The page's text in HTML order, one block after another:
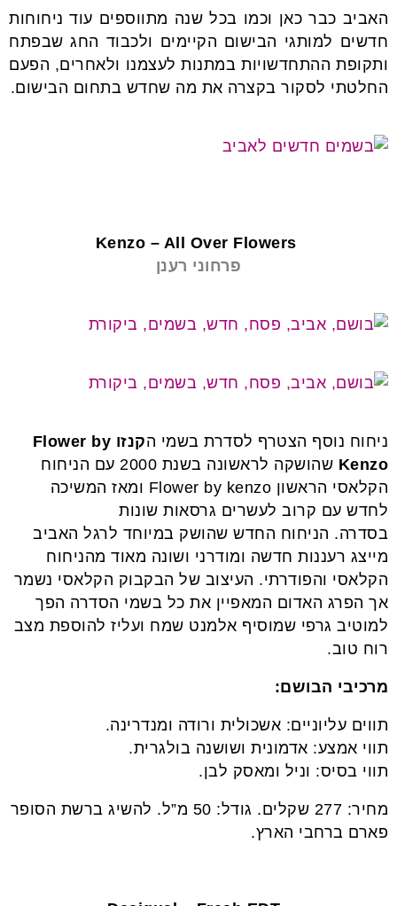
b
o
o
st
A
p
p
האביב כבר כאן וכמו בכל שנה מתווספים עוד ניחוחות
חדשים למותגי הבישום הקיימים ולכבוד החג שבפתח
ותקופת ההתחדשויות במתנות לעצמנו ולאחרים, הפעם
החלטתי לסקור בקצרה את מה שחדש בתחום הבישום.
פרחוני רענן
ניחוח נוסף הצטרף לסדרת בשמי הקנזו Flower by
Kenzo
שהושקה לראשונה בשנת 2000 עם הניחוח
הקלאסי הראשון Flower by kenzo ומאז המשיכה
לחדש עם קרוב לעשרים גרסאות שונות
בסדרה. הניחוח החדש שהושק במיוחד לרגל האביב
מייצג רעננות חדשה ומודרני ושונה מאוד מהניחוח
הקלאסי והפודרתי. העיצוב של הבקבוק הקלאסי נשמר
אך הפרג האדום המאפיין את כל בשמי הסדרה הפך
למוטיב גרפי שמוסיף אלמנט שמח ועליז להוספת מצב
רוח טוב.
מרכיבי הבושם:
תווים עליוניים: אשכולית ורודה ומנדרינה.
תווי אמצע: אדמונית ושושנה בולגרית.
תווי בסיס: וניל ומאסק לבן.
מחיר: 277 שקלים. גודל: 50 מ”ל. להשיג ברשת הסופר
פארם ברחבי הארץ.